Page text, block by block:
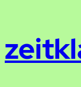
springen